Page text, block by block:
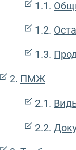
ПМЖ